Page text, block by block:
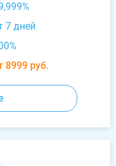
7 дней
8999 руб.